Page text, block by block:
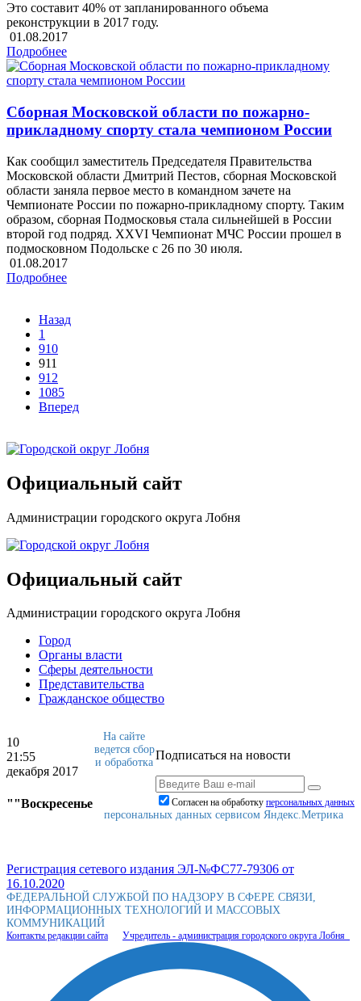
Это составит 40% от запланированного объема
реконструкции в 2017 году.
01.08.2017
Подробнее
Сборная Московской области по пожарно-
прикладному спорту стала чемпионом России
Как сообщил заместитель Председателя Правительства
Московской области Дмитрий Пестов, сборная Московской
области заняла первое место в командном зачете на
Чемпионате России по пожарно-прикладному спорту. Таким
образом, сборная Подмосковья стала сильнейшей в России
второй год подряд. XXVI Чемпионат МЧС России прошел в
подмосковном Подольске с 26 по 30 июля.
01.08.2017
Подробнее
Назад
1
910
911
912
1085
Вперед
Официальный сайт
Администрации городского округа Лобня
Официальный сайт
Администрации городского округа Лобня
Город
Органы власти
Сферы деятельности
Представительства
Гражданское общество
10
21:55
декабря 2017
""Воскресенье
Подписаться на новости
Согласен на обработку персональныx данных
На сайте
ведется сбор
и обработка
персональных данных сервисом Яндекс.Метрика
Регистрация сетевого издания ЭЛ-№ФС77-79306 от
16.10.2020
ФЕДЕРАЛЬНОЙ СЛУЖБОЙ ПО НАДЗОРУ В СФЕРЕ СВЯЗИ,
ИНФОРМАЦИОННЫХ ТЕХНОЛОГИЙ И МАССОВЫХ
КОММУНИКАЦИЙ
Контакты редакции сайта Учредитель - администрация городского округа Лобня